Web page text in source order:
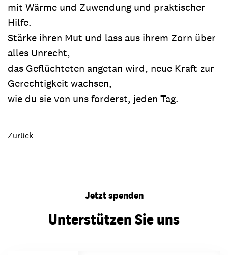
mit Wärme und Zuwendung und praktischer
Hilfe.
Stärke ihren Mut und lass aus ihrem Zorn über
alles Unrecht,
das Geflüchteten angetan wird, neue Kraft zur
Gerechtigkeit wachsen,
wie du sie von uns forderst, jeden Tag.
Zurück
Jetzt spenden
Unterstützen Sie uns